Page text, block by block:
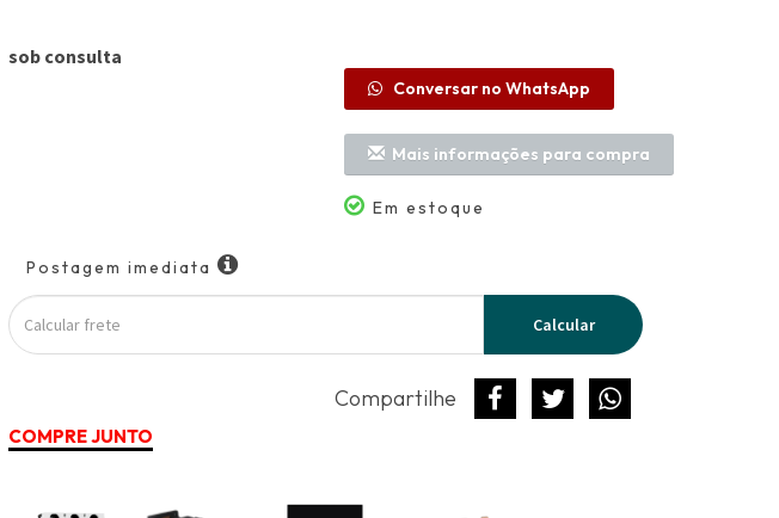
sob consulta
Conversar no WhatsApp
Mais informações para compra
Em estoque
Postagem imediata
Calcular
frete
Calcular
Compartilhe
COMPRE JUNTO